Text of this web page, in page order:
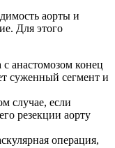
аорты и
Для этого
с анастомозом конец
суженный сегмент и
случае, если
резекции аорту
операция,